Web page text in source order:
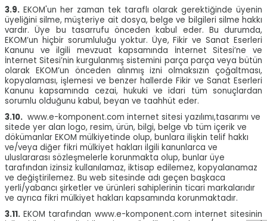
W
h
t
a
p
p
D
e
s
e
H
a
t
t
3.9. EKOM'un her zaman tek taraflı olarak gerektiğinde üyenin
üyeliğini silme, müşteriye ait dosya, belge ve bilgileri silme hakkı
vardır. Üye bu tasarrufu önceden kabul eder. Bu durumda,
EKOM’un hiçbir sorumluluğu yoktur. Üye, Fikir ve Sanat Eserleri
Kanunu ve ilgili mevzuat kapsamında İnternet Sitesi’ne ve
İnternet Sitesi’nin kurgulanmış sistemini parça parça veya bütün
olarak EKOM’un önceden alınmış izni olmaksızın çoğaltması,
kopyalaması, işlemesi ve benzer hallerde Fikir ve Sanat Eserleri
Kanunu kapsamında cezai, hukuki ve idari tüm sonuçlardan
sorumlu olduğunu kabul, beyan ve taahhüt eder.
3.10. www.e-komponent.com internet sitesi yazılımı,tasarımı ve
sitede yer alan logo, resim, ürün, bilgi, belge vb tüm içerik ve
dökümanlar EKOM mülkiyetinde olup, bunlara ilişkin telif hakkı
ve/veya diğer fikri mülkiyet hakları ilgili kanunlarca ve
uluslararası sözleşmelerle korunmakta olup, bunlar üye
tarafından izinsiz kullanılamaz, iktisap edilemez, kopyalanamaz
ve değiştirilemez. Bu web sitesinde adı geçen başkaca
yerli/yabancı şirketler ve ürünleri sahiplerinin ticari markalarıdır
ve ayrıca fikri mülkiyet hakları kapsamında korunmaktadır.
3.11. EKOM tarafından www.e-komponent.com internet sitesinin